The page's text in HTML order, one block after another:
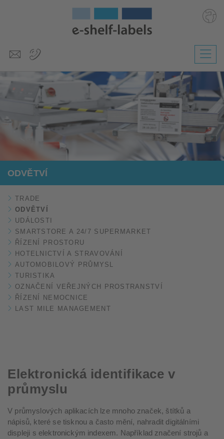
Polski
Magyar Slovenščina
ODVĚTVÍ
TRADE
ODVĚTVÍ
UDÁLOSTI
SMARTSTORE A 24/7 SUPERMARKET
ŘÍZENÍ PROSTORU
HOTELNICTVÍ A STRAVOVÁNÍ
AUTOMOBILOVÝ PRŮMYSL
TURISTIKA
OZNAČENÍ VEŘEJNÝCH PROSTRANSTVÍ
ŘÍZENÍ NEMOCNICE
LAST MILE MANAGEMENT
Elektronická identifikace v
průmyslu
V průmyslových aplikacích lze mnoho značek, štítků a
nápisů, které se tisknou a často mění, nahradit digitálními
displeji s elektronickým indexem. Například značení strojů a